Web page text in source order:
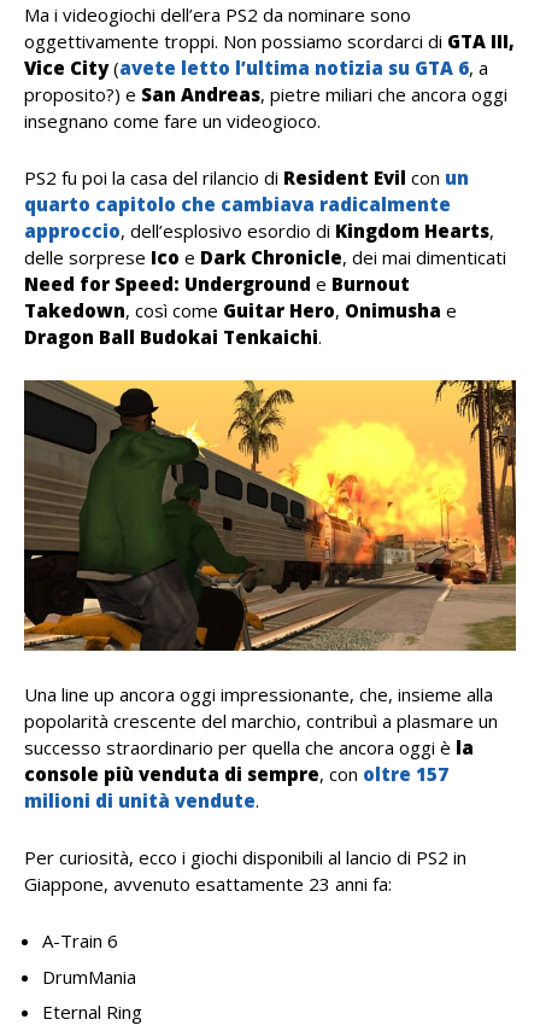
Ma i videogiochi dell’era PS2 da nominare sono
oggettivamente troppi. Non possiamo scordarci di GTA III,
Vice City(avete letto l’ultima notizia su GTA 6, a
proposito?) e San Andreas, pietre miliari che ancora oggi
insegnano come fare un videogioco.
PS2 fu poi la casa del rilancio di Resident Evil con un
quarto capitolo che cambiava radicalmente
approccio, dell’esplosivo esordio di Kingdom Hearts,
delle sorprese Ico e Dark Chronicle, dei mai dimenticati
Need for Speed: Underground e Burnout
Takedown, così come Guitar Hero, Onimusha e
Dragon Ball Budokai Tenkaichi.
Una line up ancora oggi impressionante, che, insieme alla
popolarità crescente del marchio, contribuì a plasmare un
successo straordinario per quella che ancora oggi è la
console più venduta di sempre, con oltre 157
milioni di unità vendute.
Per curiosità, ecco i giochi disponibili al lancio di PS2 in
Giappone, avvenuto esattamente 23 anni fa:
A-Train 6
DrumMania
Eternal Ring